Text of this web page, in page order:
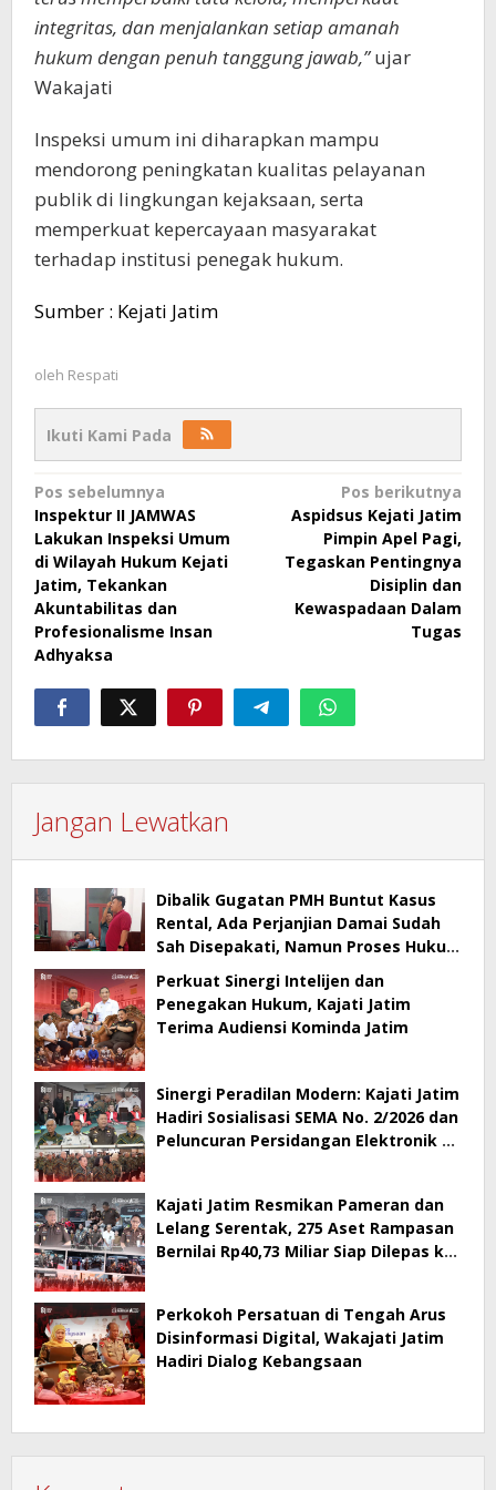
integritas, dan menjalankan setiap amanah
hukum dengan penuh tanggung jawab,”ujar
Wakajati
Inspeksi umum ini diharapkan mampu
mendorong peningkatan kualitas pelayanan
publik di lingkungan kejaksaan, serta
memperkuat kepercayaan masyarakat
terhadap institusi penegak hukum.
Sumber : Kejati Jatim
oleh Respati
Ikuti Kami Pada
Navigasi
pos
Pos sebelumnya
Inspektur II JAMWAS
Lakukan Inspeksi Umum
di Wilayah Hukum Kejati
Jatim, Tekankan
Akuntabilitas dan
Profesionalisme Insan
Adhyaksa
Pos berikutnya
Aspidsus Kejati Jatim
Pimpin Apel Pagi,
Tegaskan Pentingnya
Disiplin dan
Kewaspadaan Dalam
Tugas
Jangan Lewatkan
Dibalik Gugatan PMH Buntut Kasus
Rental, Ada Perjanjian Damai Sudah
Sah Disepakati, Namun Proses Hukum
Perkuat Sinergi Intelijen dan
Penegakan Hukum, Kajati Jatim
Terima Audiensi Kominda Jatim
Sinergi Peradilan Modern: Kajati Jatim
Hadiri Sosialisasi SEMA No. 2/2026 dan
Peluncuran Persidangan Elektronik di
Kajati Jatim Resmikan Pameran dan
Lelang Serentak, 275 Aset Rampasan
Bernilai Rp40,73 Miliar Siap Dilepas ke
Perkokoh Persatuan di Tengah Arus
Disinformasi Digital, Wakajati Jatim
Hadiri Dialog Kebangsaan